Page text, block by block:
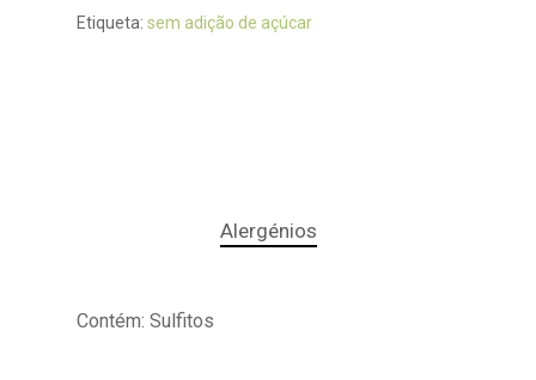
Etiqueta: sem adição de açúcar
Alergénios
Contém: Sulfitos